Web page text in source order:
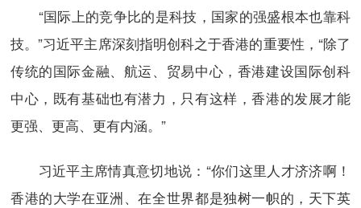
“国际上的竞争比的是科技，国家的强盛根本也靠科
技。”习近平主席深刻指明创科之于香港的重要性，“除了
传统的国际金融、航运、贸易中心，香港建设国际创科
中心，既有基础也有潜力，只有这样，香港的发展才能
更强、更高、更有内涵。”
习近平主席情真意切地说：“你们这里人才济济啊！
香港的大学在亚洲、在全世界都是独树一帜的，天下英